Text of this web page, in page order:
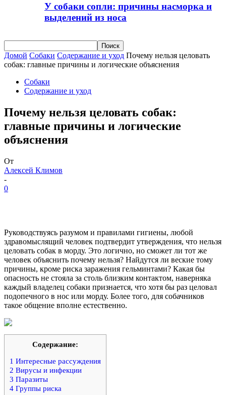
У собаки сопли: причины насморка и
выделений из носа
Домой Собаки Содержание и уход Почему нельзя целовать
собак: главные причины и логические объяснения
Собаки
Содержание и уход
Почему нельзя целовать собак:
главные причины и логические
объяснения
От
Алексей Климов
-
0
Руководствуясь разумом и правилами гигиены, любой
здравомыслящий человек подтвердит утверждения, что нельзя
целовать собак в морду. Это логично, но сможет ли тот же
человек объяснить почему нельзя? Найдутся ли веские тому
причины, кроме риска заражения гельминтами? Какая бы
опасность не стояла за столь близким контактом, наверняка
каждый владелец собаки признается, что хотя бы раз целовал
подопечного в нос или морду. Более того, для собачников
такое общение вполне естественно.
Содержание:
1 Интересные рассуждения
2 Вирусы и инфекции
3 Паразиты
4 Группы риска